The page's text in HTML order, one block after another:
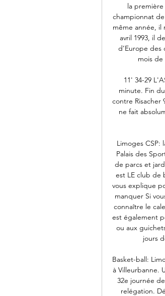
la première
championnat
même année, il
avril 1993, il
d’Europe des
mois
11' 34-29
minute. Fin
contre Risacher
ne fait
Limoges CSP:
Palais des
de parcs et
est LE club de
vous explique
manquer Si
connaître le
est également
ou aux
jours
Basket-ball:
à Villeurbanne.
32e journée
relégation.